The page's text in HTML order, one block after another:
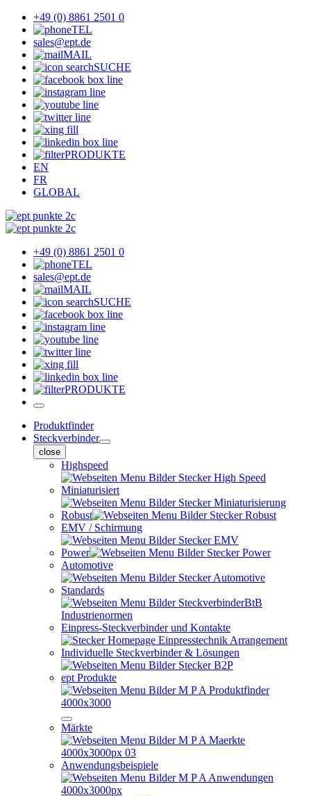
+49 (0) 8861 2501 0
TEL
sales@ept.de
MAIL
SUCHE
PRODUKTE
EN
FR
GLOBAL
+49 (0) 8861 2501 0
TEL
sales@ept.de
MAIL
SUCHE
PRODUKTE
Produktfinder
Steckverbinder
close
Highspeed
Miniaturisiert
Robust
EMV / Schirmung
Power
Automotive
Standards
Einpress-Steckverbinder und Kontakte
Individuelle Steckverbinder & Lösungen
ept Produkte
Märkte
Anwendungsbeispiele